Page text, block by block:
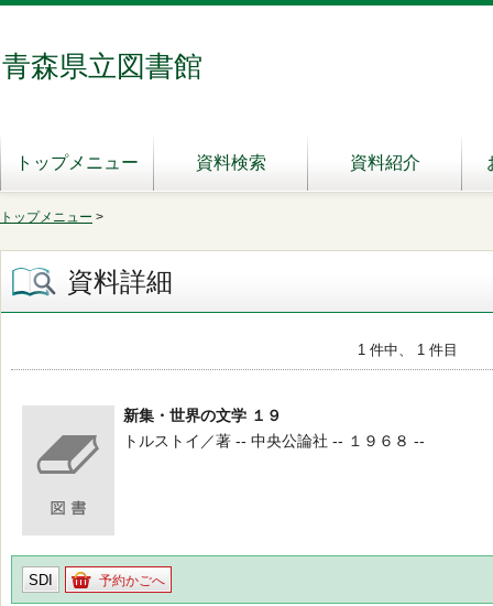
青森県立図書館
トップメニュー 資料検索 資料紹介
トップメニュー >
資料詳細
1 件中、 1 件目
新集・世界の文学 １９
トルストイ／著 -- 中央公論社 -- １９６８ --
SDI 予約かごへ